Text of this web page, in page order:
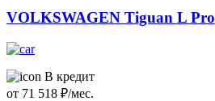
VOLKSWAGEN Tiguan L Pro
В кредит
от 71 518 ₽/мес.